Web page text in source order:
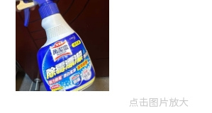
点击图片放大